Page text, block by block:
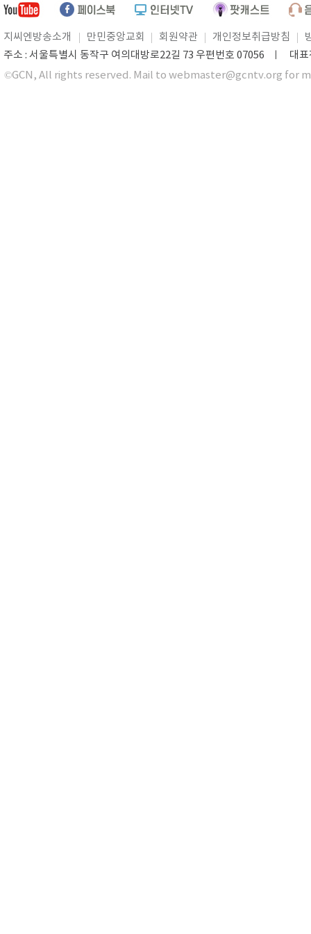
지씨엔방송소개 만민중앙교회 회원약관 개인정보취급방침
주소 : 서울특별시 동작구 여의대방로22길 73 우편번호 07056 ㅣ 대
©GCN, All rights reserved. Mail to webmaster@gcntv.org for